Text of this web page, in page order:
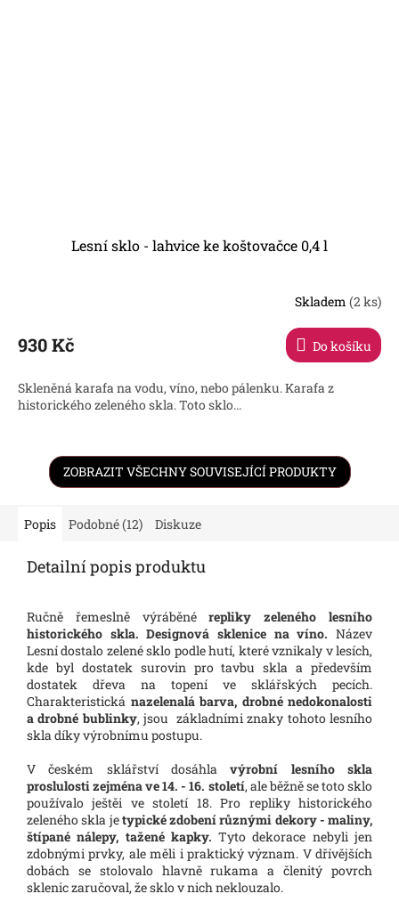
Lesní sklo - lahvice ke koštovačce 0,4 l
Skladem (2 ks)
930 Kč Do košíku
Skleněná karafa na vodu, víno, nebo pálenku. Karafa z
historického zeleného skla. Toto sklo...
ZOBRAZIT VŠECHNY SOUVISEJÍCÍ PRODUKTY
Popis Podobné (12) Diskuze
Detailní popis produktu
Ručně řemeslně výráběnérepliky zeleného lesního
historického skla. Designová sklenice na víno. Název
Lesní dostalo zelené sklo podle hutí, které vznikaly v lesích,
kde byl dostatek surovin pro tavbu skla a především
dostatek dřeva na topení ve sklářských pecích.
Charakteristická nazelenalá barva, drobné nedokonalosti
a drobné bublinky, jsou základními znaky tohoto lesního
skla díky výrobnímu postupu.
V českém sklářství dosáhlavýrobní lesního skla
proslulosti zejména ve 14. - 16. století, ale běžně se toto sklo
používalo ještěi ve století 18. Pro repliky historického
zeleného skla jetypické zdobení různými dekory - maliny,
štípané nálepy, tažené kapky. Tyto dekorace nebyli jen
zdobnými prvky, ale měli i praktický význam. V dřívějších
dobách se stolovalo hlavně rukama a členitý povrch
sklenic zaručoval, že sklo v nich neklouzalo.